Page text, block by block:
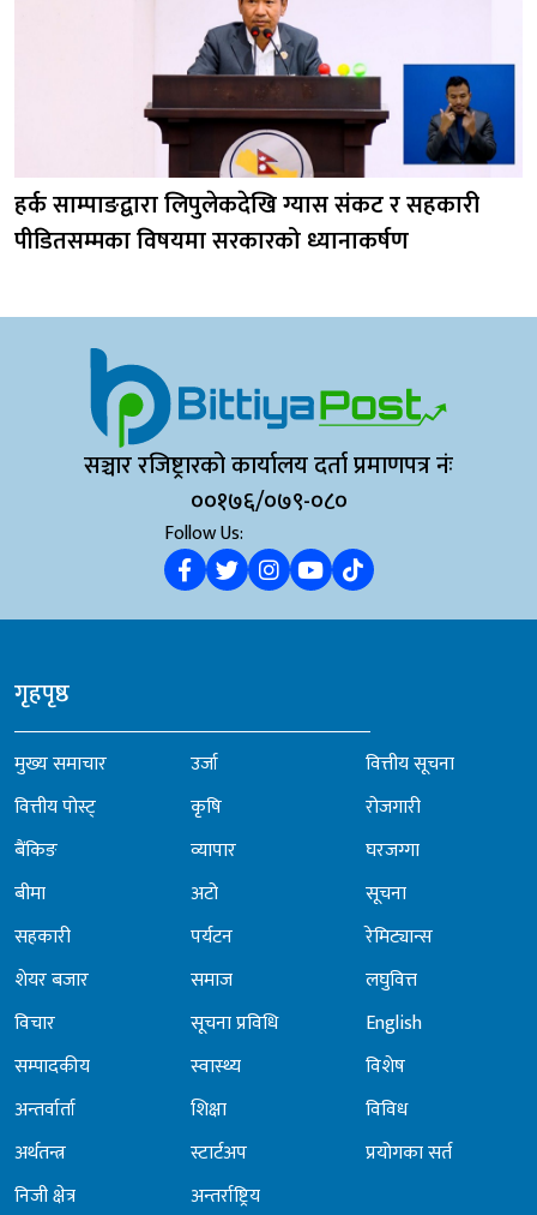
हर्क साम्पाङद्वारा लिपुलेकदेखि ग्यास संकट र सहकारी
पीडितसम्मका विषयमा सरकारको ध्यानाकर्षण
सञ्चार रजिष्ट्रारको कार्यालय दर्ता प्रमाणपत्र नंः
००१७६/०७९-०८०
Follow Us:
गृहपृष्ठ
मुख्य समाचार
वित्तीय पोस्ट्
बैंकिङ
बीमा
सहकारी
शेयर बजार
विचार
सम्पादकीय
अन्तर्वार्ता
अर्थतन्त्र
निजी क्षेत्र
उर्जा
कृषि
व्यापार
अटो
पर्यटन
समाज
सूचना प्रविधि
स्वास्थ्य
शिक्षा
स्टार्टअप
अन्तर्राष्ट्रिय
वित्तीय सूचना
रोजगारी
घरजग्गा
सूचना
रेमिट्यान्स
लघुवित्त
English
विशेष
विविध
प्रयोगका सर्त